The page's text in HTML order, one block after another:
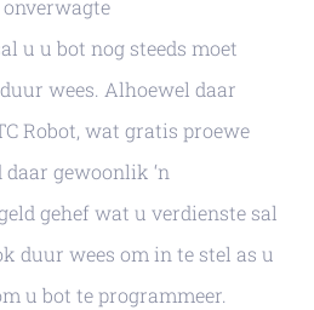
u u bot nog steeds moet
wees. Alhoewel daar
Robot, wat gratis proewe
gewoonlik ‘n
gehef wat u verdienste sal
duur wees om in te stel as u
u bot te programmeer.